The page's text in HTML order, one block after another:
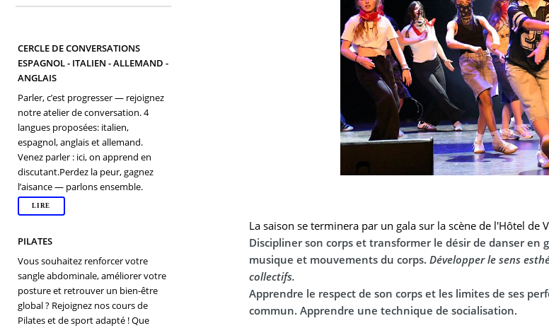
La saison se terminera par un gala sur la scène de l'Hôtel de
Discipliner son corps et transformer le désir de danser
musique et mouvements du corps. Développer le sens
collectifs.
Apprendre le respect de son corps et les limites de ses
commun. Apprendre une technique de socialisation.
CERCLE DE CONVERSATIONS
ESPAGNOL - ITALIEN - ALLEMAND -
ANGLAIS
Parler, c’est progresser — rejoignez
notre atelier de conversation. 4
langues proposées: italien,
espagnol, anglais et allemand.
Venez parler : ici, on apprend en
discutant.Perdez la peur, gagnez
l’aisance — parlons ensemble.
LIRE
PILATES
Vous souhaitez renforcer votre
sangle abdominale, améliorer votre
posture et retrouver un bien-être
global ? Rejoignez nos cours de
Pilates et de sport adapté ! Que